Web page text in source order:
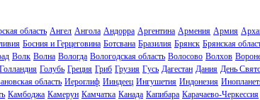
область Ангел Ангола Андорра Аргентина Армения Армия
Босния и Герцеговина Ботсвана Бразилия Брянск Брянская
Волк Волна Вологда Вологодская область Волосово Волхов
Голландия Голубь Греция Гриб Грузия Гусь Дагестан Дания День
область Иероглиф Ииндеец Ингушетия Индонезия
Камбоджа Камерун Камчатка Канада Капибара Карачаево-Черкессия